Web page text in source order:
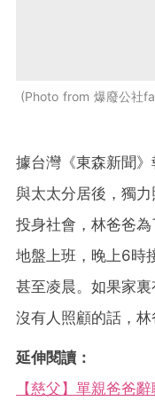
Photo from 爆廢公社
據台灣《東森新聞
與太太分居後，獨
投身社會，林爸爸
地盤上班，晚上6時
甚至凌晨。如果家
沒有人照顧的話，林
延伸閱讀：
【慈父】單親爸爸